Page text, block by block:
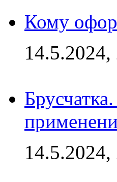
Кому
14.5.2024,
14.5.2024,